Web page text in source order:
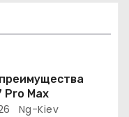
Pro Max
Ng-Kiev